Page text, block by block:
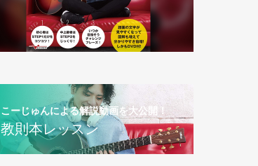
こーじゅんによる解説動画を大公開！
教則本レッスン